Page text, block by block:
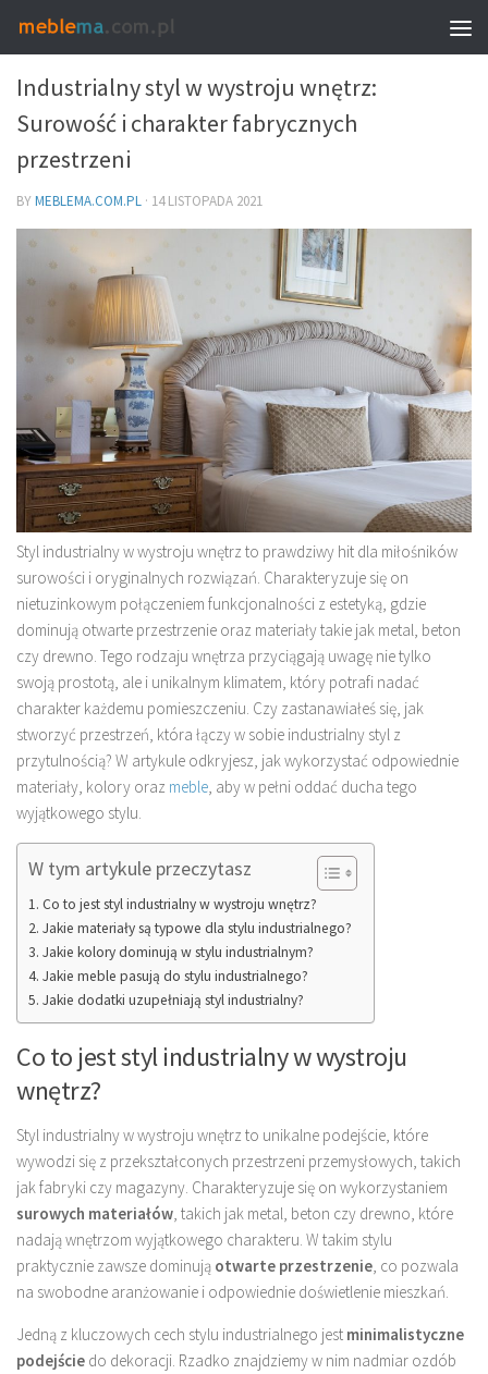
MEBLE I WNĘTRZA
Industrialny styl w wystroju wnętrz:
Surowość i charakter fabrycznych
przestrzeni
BYMEBLEMA.COM.PL · 14 LISTOPADA 2021
Styl industrialny w wystroju wnętrz to prawdziwy hit dla miłośników
surowości i oryginalnych rozwiązań. Charakteryzuje się on
nietuzinkowym połączeniem funkcjonalności z estetyką, gdzie
dominują otwarte przestrzenie oraz materiały takie jak metal, beton
czy drewno. Tego rodzaju wnętrza przyciągają uwagę nie tylko
swoją prostotą, ale i unikalnym klimatem, który potrafi nadać
charakter każdemu pomieszczeniu. Czy zastanawiałeś się, jak
stworzyć przestrzeń, która łączy w sobie industrialny styl z
przytulnością? W artykule odkryjesz, jak wykorzystać odpowiednie
materiały, kolory oraz meble , aby w pełni oddać ducha tego
wyjątkowego stylu.
W tym artykule przeczytasz
Co to jest styl industrialny w wystroju wnętrz?
Jakie materiały są typowe dla stylu industrialnego?
Jakie kolory dominują w stylu industrialnym?
Jakie meble pasują do stylu industrialnego?
Jakie dodatki uzupełniają styl industrialny?
Co to jest styl industrialny w wystroju
wnętrz?
Styl industrialny w wystroju wnętrz to unikalne podejście, które
wywodzi się z przekształconych przestrzeni przemysłowych, takich
jak fabryki czy magazyny. Charakteryzuje się on wykorzystaniem
surowych materiałów , takich jak metal, beton czy drewno, które
nadają wnętrzom wyjątkowego charakteru. W takim stylu
praktycznie zawsze dominują otwarte przestrzenie , co pozwala
na swobodne aranżowanie i odpowiednie doświetlenie mieszkań.
Jedną z kluczowych cech stylu industrialnego jest minimalistyczne
podejście do dekoracji. Rzadko znajdziemy w nim nadmiar ozdób